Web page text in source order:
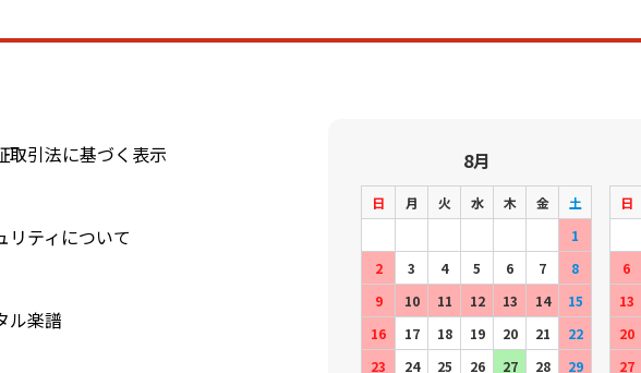
取引法に基づく表示
リティについて
ル楽譜
8月
日 月 火 水 木 金
土
1
2
3 4 5 6 7
8
9
10 11 12 13 14
15
16
17 18 19 20 21
22
23
24 25 26 27 28 29
日
6
13
20
27